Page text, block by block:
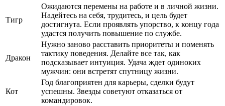
Тигр
Ожидаются перемены на работе и в личной жизни.
Надейтесь на себя, трудитесь, и цель будет
достигнута. Если проявлять упорство, к концу года
удастся получить повышение по службе.
Дракон
Нужно заново расставить приоритеты и поменять
тактику поведения. Делайте все так, как
подсказывает интуиция. Удача ждет одиноких
мужчин: они встретят спутницу жизни.
Кот
Год благоприятен для карьеры, сделки будут
успешны. Звезды советуют отказаться от
командировок.